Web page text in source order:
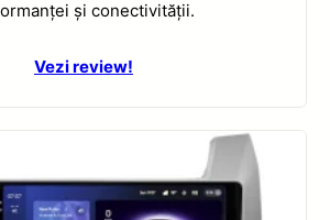
și conectivității.
Vezi review!